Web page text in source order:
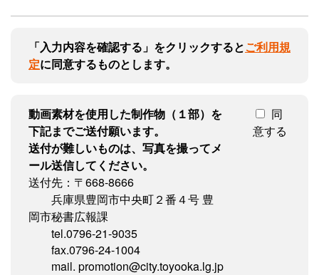
「入力内容を確認する」をクリックするとご利用規
定に同意するものとします。
動画素材を使用した制作物（１部）を
下記までご送付願います。
送付が難しいものは、写真を撮ってメ
ール送信してください。
送付先：〒668-8666
兵庫県豊岡市中央町２番４号 豊
岡市秘書広報課
tel.0796-21-9035
fax.0796-24-1004
mail. promotion@city.toyooka.lg.jp
同
意する